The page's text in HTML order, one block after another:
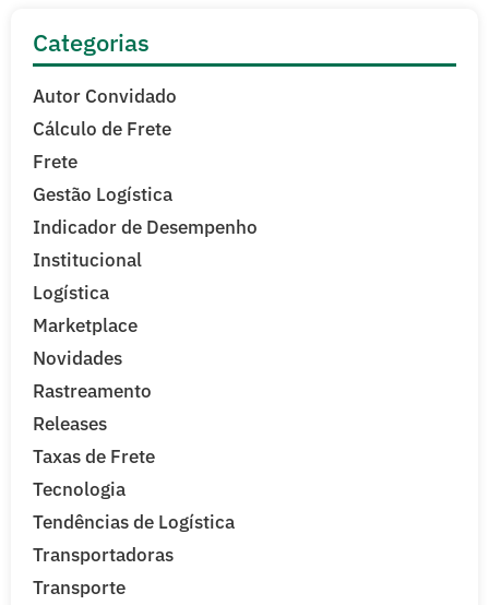
Categorias
Autor Convidado
Cálculo de Frete
Frete
Gestão Logística
Indicador de Desempenho
Institucional
Logística
Marketplace
Novidades
Rastreamento
Releases
Taxas de Frete
Tecnologia
Tendências de Logística
Transportadoras
Transporte